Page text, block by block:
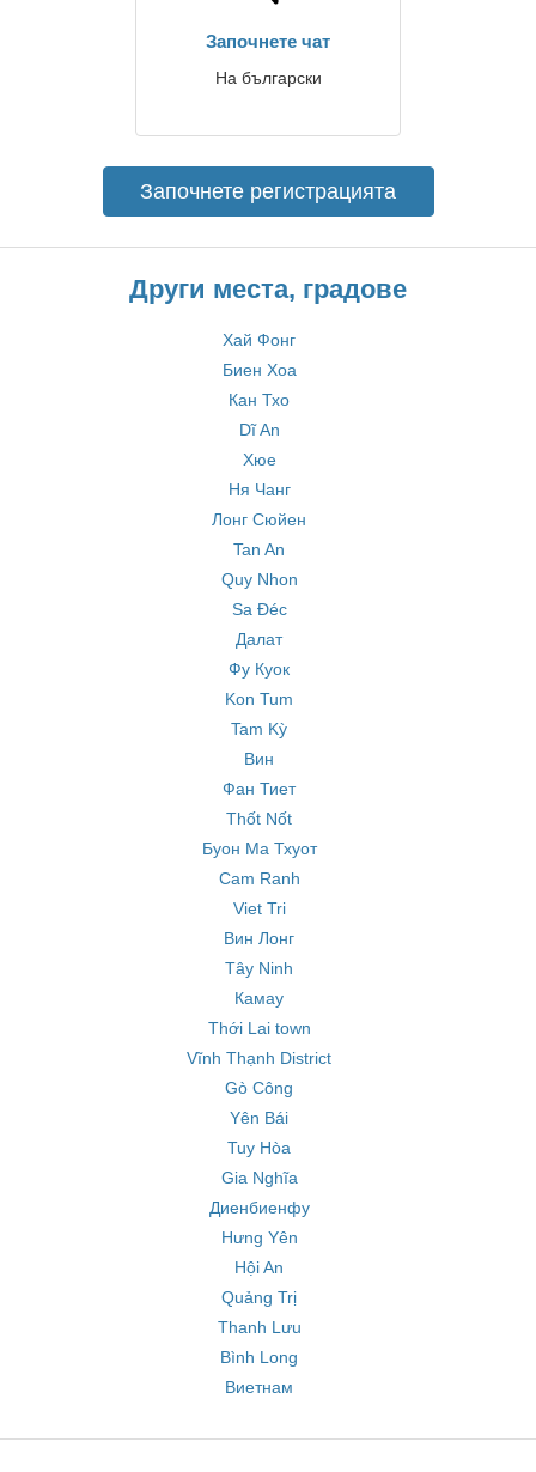
Започнете чат
На български
Започнете регистрацията
Други места, градове
Хай Фонг
Биен Хоа
Кан Тхо
Dĩ An
Хюе
Ня Чанг
Лонг Сюйен
Tan An
Quy Nhon
Sa Đéc
Далат
Фу Куок
Kon Tum
Tam Kỳ
Вин
Фан Тиет
Thốt Nốt
Буон Ма Тхуот
Cam Ranh
Viet Tri
Вин Лонг
Tây Ninh
Камау
Thới Lai town
Vĩnh Thạnh District
Gò Công
Yên Bái
Tuy Hòa
Gia Nghĩa
Диенбиенфу
Hưng Yên
Hội An
Quảng Trị
Thanh Lưu
Bình Long
Виетнам